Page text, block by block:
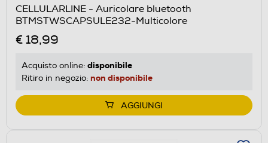
CELLULARLINE - Auricolare bluetooth
BTMSTWSCAPSULE232-Multicolore
€ 18,99
Acquisto online: disponibile
Ritiro in negozio: non disponibile
AGGIUNGI